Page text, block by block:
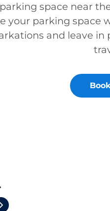
space near
your parking space
and leave in